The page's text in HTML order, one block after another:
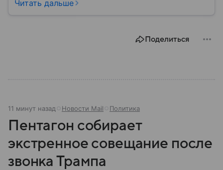
Читать дальше
Поделиться
11 минут назад Новости Mail Политика
Пентагон собирает
экстренное совещание после
звонка Трампа